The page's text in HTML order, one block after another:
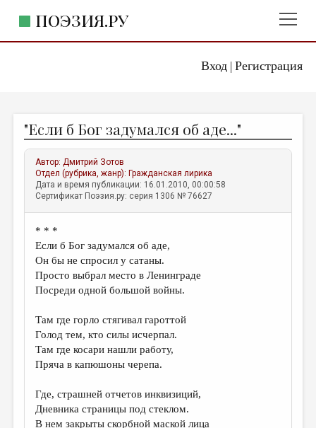
Вход| Регистрация
ПОЭЗИЯ.РУ
ЖАНРЫ
АВТОРЫ
КОММЕНТАРИИ
ЛИТСАЛОН
НОВОСТИ
ПРАВИЛА САЙТА
ОТДЕЛЫ И РУБРИКИ
ИЗБРАННОЕ
ДАЙДЖЕСТ
ПРОИЗВЕДЕНИЯ
ПЕРЕВОДЫ
КОНКУРСЫ
"Если б Бог задумался об аде..."
Автор:Дмитрий Зотов
Отдел (рубрика, жанр): Гражданская лирика
Дата и время публикации: 16.01.2010, 00:00:58
Сертификат Поэзия.ру: серия 1306 № 76627
* * *
Если б Бог задумался об аде,
Он бы не спросил у сатаны.
Просто выбрал место в Ленинграде
Посреди одной большой войны.
Там где горло стягивал гароттой
Голод тем, кто силы исчерпал.
Там где косари нашли работу,
Пряча в капюшоны черепа.
Где, страшней отчетов инквизиций,
Дневника страницы под стеклом.
В нем закрыты скорбной маской лица